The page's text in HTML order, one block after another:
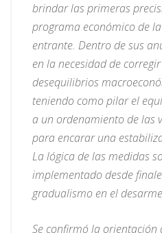
brindar las primeras
programa económico de
entrante. Dentro de sus
en la necesidad de
desequilibrios
teniendo como pilar el
a un ordenamiento de las
para encarar una
La lógica de las medidas
implementado desde
gradualismo en el
Se confirmó la